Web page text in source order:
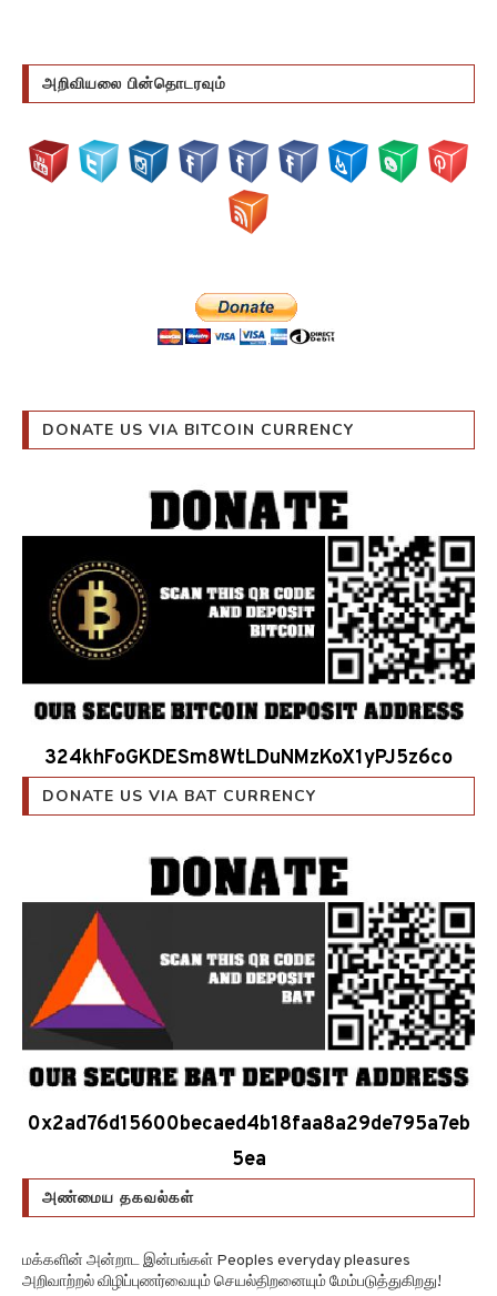
அறிவியலை பின்தொடரவும்
DONATE US VIA BITCOIN CURRENCY
324khFoGKDESm8WtLDuNMzKoX1yPJ5z6co
DONATE US VIA BAT CURRENCY
0x2ad76d15600becaed4b18faa8a29de795a7eb
5ea
அண்மைய தகவல்கள்
மக்களின் அன்றாட இன்பங்கள் Peoples everyday pleasures
அறிவாற்றல் விழிப்புணர்வையும் செயல்திறனையும் மேம்படுத்துகிறது!